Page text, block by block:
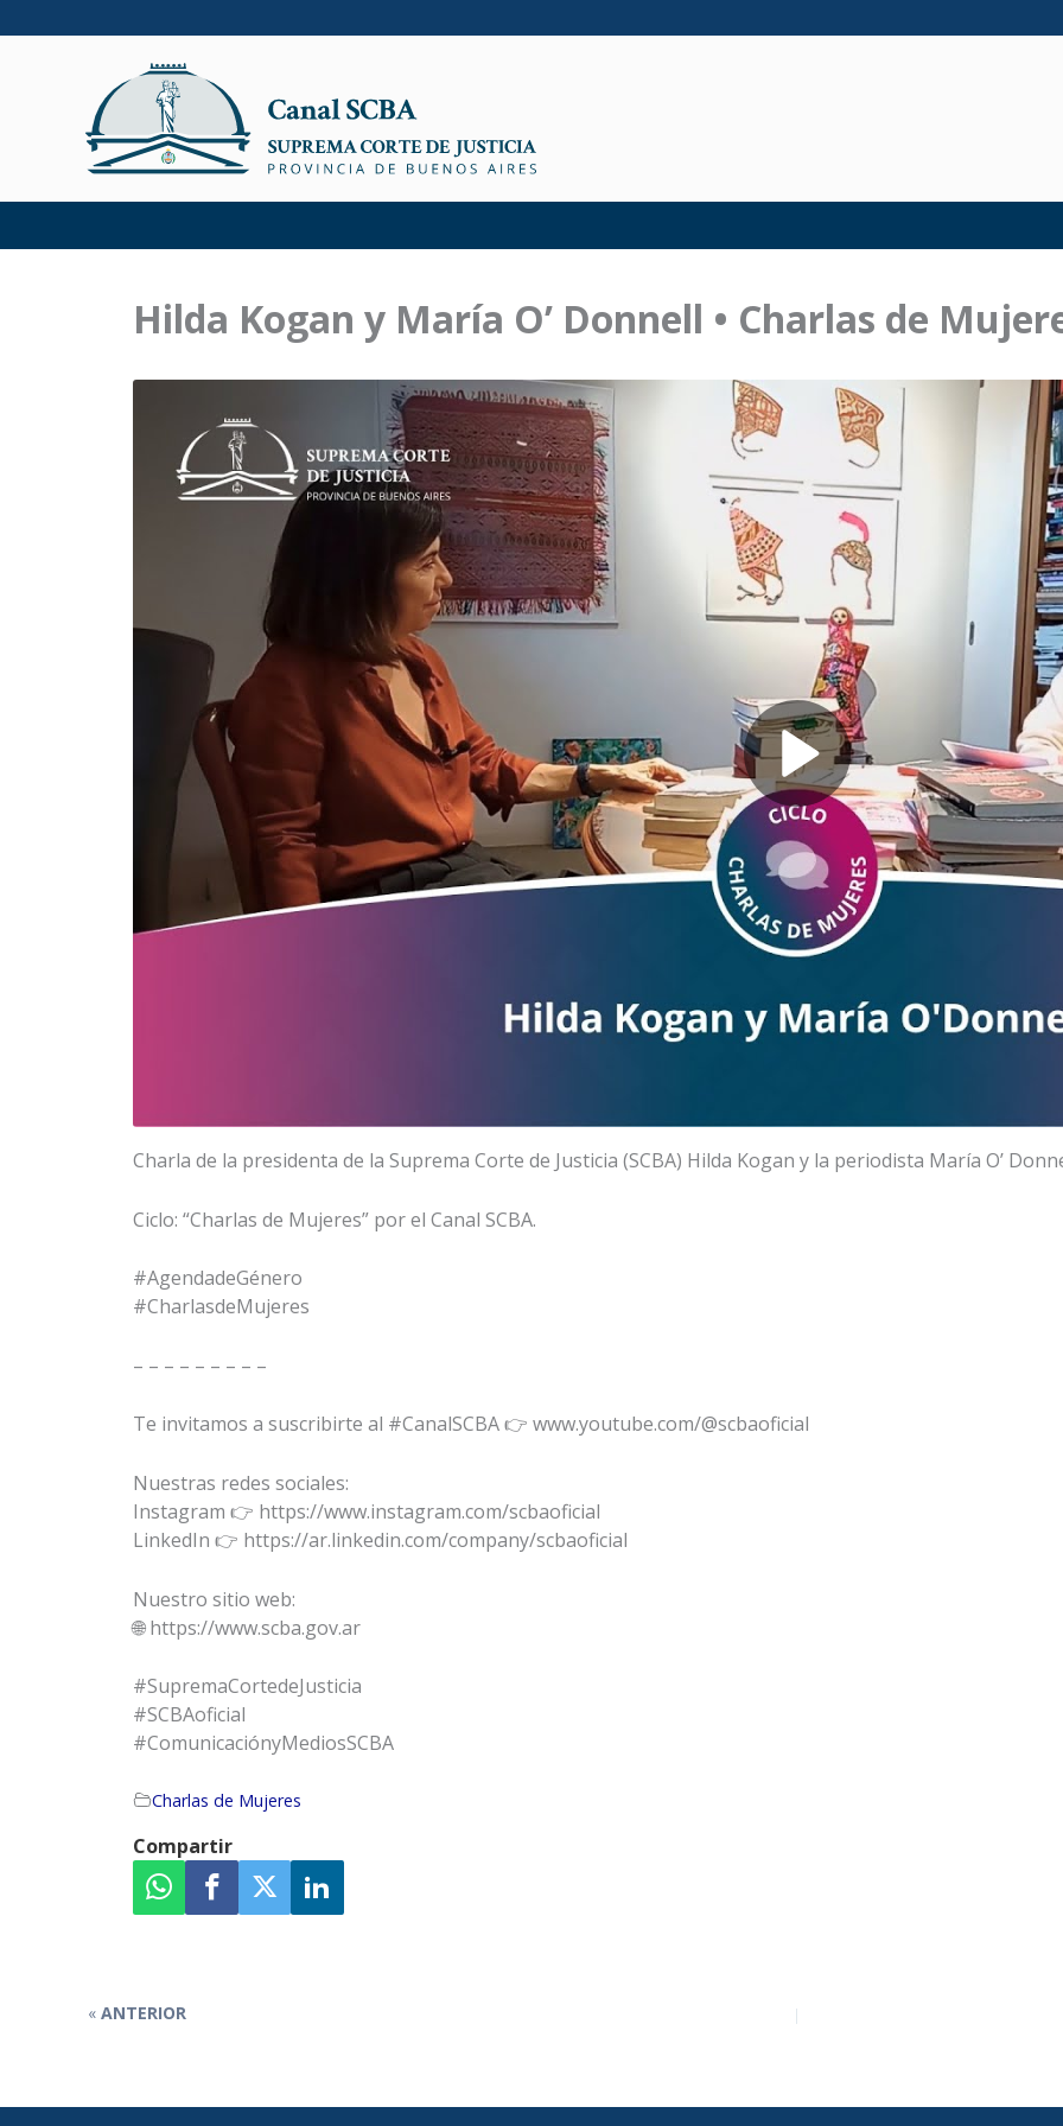
al
Hilda Kogan y María O’ Donnell • Charlas de
Charla de la presidenta de la Suprema Corte de Justicia (SCBA) Hilda Kogan y la periodista María O’
Ciclo: “Charlas de Mujeres” por el Canal SCBA.
#AgendadeGénero
#CharlasdeMujeres
– – – – – – – – –
Te invitamos a suscribirte al #CanalSCBA 👉 www.youtube.com/@scbaoficial
Nuestras redes sociales:
Instagram 👉 https://www.instagram.com/scbaoficial
LinkedIn 👉 https://ar.linkedin.com/company/scbaoficial
Nuestro sitio web:
🌐 https://www.scba.gov.ar
#SupremaCortedeJusticia
#SCBAoficial
#ComunicaciónyMediosSCBA
Charlas de Mujeres
ANTERIOR